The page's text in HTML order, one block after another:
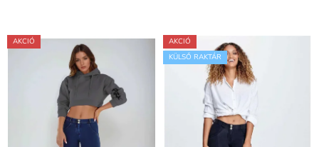
AKCIÓ
AKCIÓ
KÜLSŐ RAKTÁR